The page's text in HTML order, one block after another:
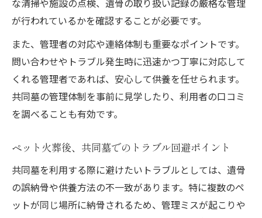
な清掃や施設の点検、遺骨の取り扱い記録の厳格な管理
が行われているかを確認することが必要です。
また、管理者の対応や連絡体制も重要なポイントです。
問い合わせやトラブル発生時に迅速かつ丁寧に対応して
くれる管理者であれば、安心して供養を任せられます。
共同墓の管理体制を事前に見学したり、利用者の口コミ
を調べることも有効です。
ペット火葬後、共同墓でのトラブル回避ポイント
共同墓を利用する際に避けたいトラブルとしては、遺骨
の誤納骨や供養方法の不一致があります。特に複数のペ
ットが同じ場所に納骨されるため、管理ミスが起こりや